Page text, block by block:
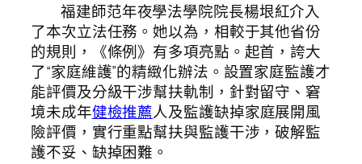
福建師范年夜學法學院院長楊垠紅介入
了本次立法任務。她以為，相較于其他省份
的規則，《條例》有多項亮點。起首，誇大
了“家庭維護”的精緻化辦法。設置家庭監護才
能評價及分級干涉幫扶軌制，針對留守、窘
境未成年健檢推薦人及監護缺掉家庭展開風
險評價，實行重點幫扶與監護干涉，破解監
護不妥、缺掉困難。